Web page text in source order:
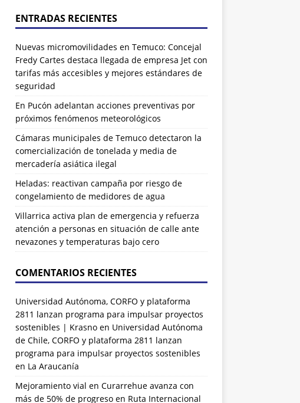
ENTRADAS RECIENTES
Nuevas micromovilidades en Temuco: Concejal
Fredy Cartes destaca llegada de empresa Jet con
tarifas más accesibles y mejores estándares de
seguridad
En Pucón adelantan acciones preventivas por
próximos fenómenos meteorológicos
Cámaras municipales de Temuco detectaron la
comercialización de tonelada y media de
mercadería asiática ilegal
Heladas: reactivan campaña por riesgo de
congelamiento de medidores de agua
Villarrica activa plan de emergencia y refuerza
atención a personas en situación de calle ante
nevazones y temperaturas bajo cero
COMENTARIOS RECIENTES
Universidad Autónoma, CORFO y plataforma
2811 lanzan programa para impulsar proyectos
sostenibles | Krasnoen Universidad Autónoma
de Chile, CORFO y plataforma 2811 lanzan
programa para impulsar proyectos sostenibles
en La Araucanía
Mejoramiento vial en Curarrehue avanza con
más de 50% de progreso en Ruta Internacional